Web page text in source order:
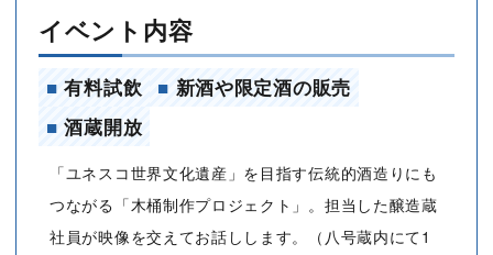
イベント内容
■ 有料試飲 ■ 新酒や限定酒の販売
■ 酒蔵開放
「ユネスコ世界文化遺産」を目指す伝統的酒造りにも
つながる「木桶制作プロジェクト」。担当した醸造蔵
社員が映像を交えてお話しします。（八号蔵内にて1